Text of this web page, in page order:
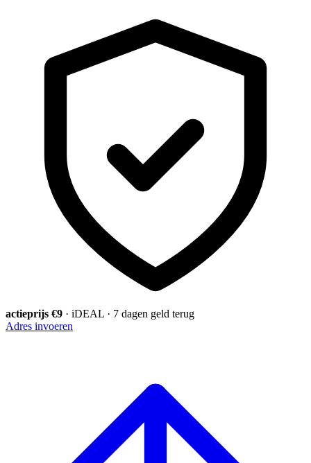
actieprijs €9 · iDEAL · 7 dagen geld terug
Adres invoeren